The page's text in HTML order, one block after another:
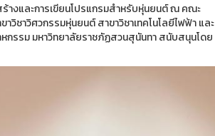
างและการเขียนโปรแกรมสำหรับหุ่นยนต์ ณ คณะ
ชาวิศวกรรมหุ่นยนต์ สาขาวิชาเทคโนโลยีไฟฟ้า และ
รรม มหาวิทยาลัยราชภัฏสวนสุนันทา สนับสนุนโดย